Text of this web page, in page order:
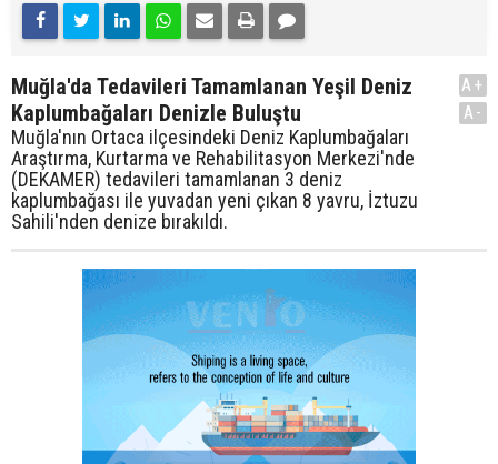
Muğla'da Tedavileri Tamamlanan Yeşil Deniz
Kaplumbağaları Denizle Buluştu
Muğla'nın Ortaca ilçesindeki Deniz Kaplumbağaları
Araştırma, Kurtarma ve Rehabilitasyon Merkezi'nde
(DEKAMER) tedavileri tamamlanan 3 deniz
kaplumbağası ile yuvadan yeni çıkan 8 yavru, İztuzu
Sahili'nden denize bırakıldı.
A+
A-